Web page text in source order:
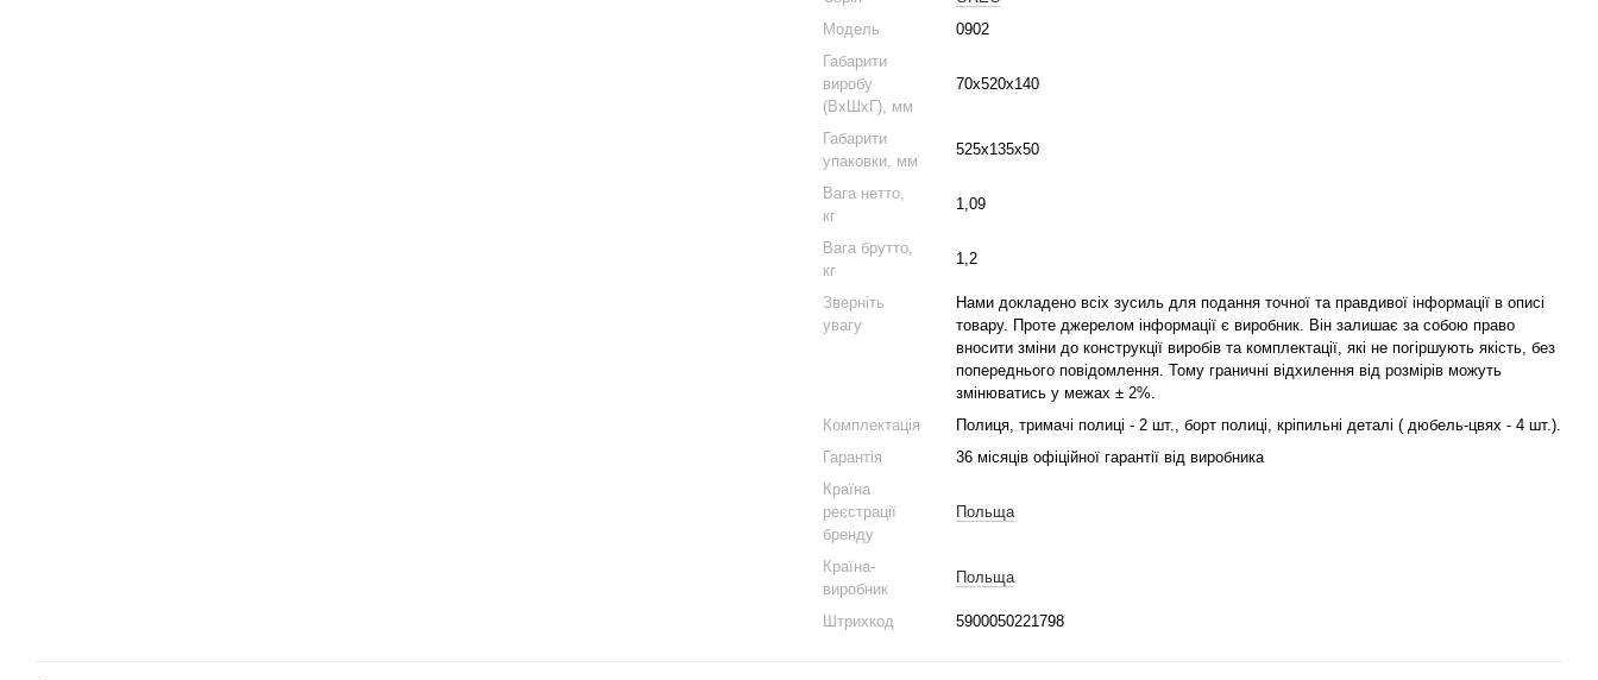
Модель
0902
Габарити
виробу
(ВхШхГ), мм
70х520х140
Габарити
упаковки, мм
525х135х50
Вага нетто,
кг
1,09
Вага брутто,
кг
1,2
Зверніть
увагу
Нами докладено всіх зусиль для подання точної та правдивої інформації в описі
товару. Проте джерелом інформації є виробник. Він залишає за собою право
вносити зміни до конструкції виробів та комплектації, які не погіршують якість, без
попереднього повідомлення. Тому граничні відхилення від розмірів можуть
змінюватись у межах ± 2%.
Комплектація
Полиця, тримачі полиці - 2 шт., борт полиці, кріпильні деталі ( дюбель-цвях - 4 шт.).
Гарантія
36 місяців офіційної гарантії від виробника
Країна
реєстрації
бренду
Польща
Країна-
виробник
Польща
Штрихкод 5900050221798